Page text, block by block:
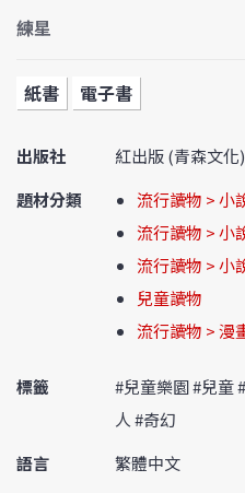
練星
紙書 電子書
出版社
紅出版 (青森文化)
題材分類
流行讀物 > 小
流行讀物 > 小
流行讀物 > 小
兒童讀物
流行讀物 > 漫
標籤
#兒童樂園 #兒童
人 #奇幻
語言
繁體中文